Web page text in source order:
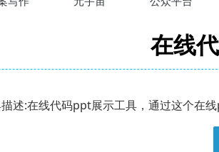
在线
述:在线代码ppt展示工具，通过这个在